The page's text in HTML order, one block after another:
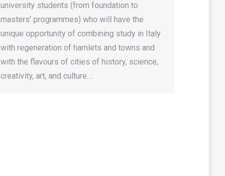
university students (from foundation to
masters’ programmes) who will have the
unique opportunity of combining study in Italy
with regeneration of hamlets and towns and
with the flavours of cities of history, science,
creativity, art, and culture.…